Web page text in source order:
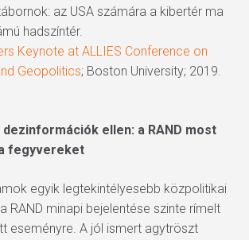
az USA számára a kibertér ma
hadszíntér.
Keynote at ALLIES Conference on
Geopolitics; Boston University; 2019.
ellen: a RAND most
fegyvereket
egyik legtekintélyesebb közpolitikai
RAND minapi bejelentése szinte rímelt
eseményre. A jól ismert agytröszt